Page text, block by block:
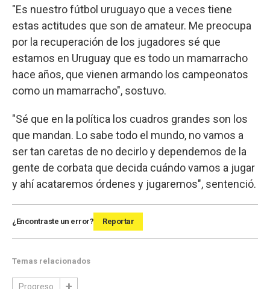
"Es nuestro fútbol uruguayo que a veces tiene
estas actitudes que son de amateur. Me preocupa
por la recuperación de los jugadores sé que
estamos en Uruguay que es todo un mamarracho
hace años, que vienen armando los campeonatos
como un mamarracho", sostuvo.
"Sé que en la política los cuadros grandes son los
que mandan. Lo sabe todo el mundo, no vamos a
ser tan caretas de no decirlo y dependemos de la
gente de corbata que decida cuándo vamos a jugar
y ahí acataremos órdenes y jugaremos", sentenció.
¿Encontraste un error? Reportar
Temas relacionados
Progreso